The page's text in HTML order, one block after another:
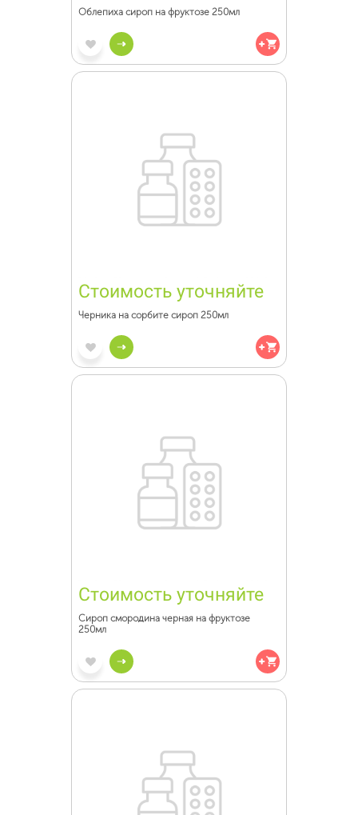
Облепиха сироп на фруктозе 250мл
Стоимость уточняйте
Черника на сорбите сироп 250мл
Стоимость уточняйте
Сироп смородина черная на фруктозе
250мл